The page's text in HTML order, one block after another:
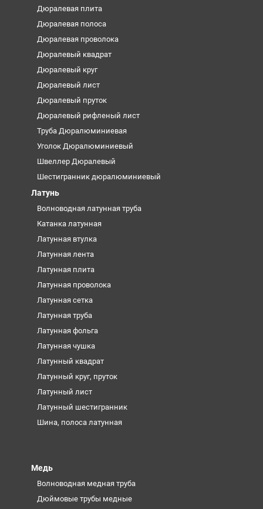
Дюралевая плита
Дюралевая полоса
Дюралевая проволока
Дюралевый квадрат
Дюралевый круг
Дюралевый лист
Дюралевый пруток
Дюралевый рифленый лист
Труба Дюралюминиевая
Уголок Дюралюминиевый
Швеллер Дюралевый
Шестигранник дюралюминиевый
Латунь
Волноводная латунная труба
Катанка латунная
Латунная втулка
Латунная лента
Латунная плита
Латунная проволока
Латунная сетка
Латунная труба
Латунная фольга
Латунная чушка
Латунный квадрат
Латунный круг, пруток
Латунный лист
Латунный шестигранник
Шина, полоса латунная
Медь
Волноводная медная труба
Дюймовые трубы медные